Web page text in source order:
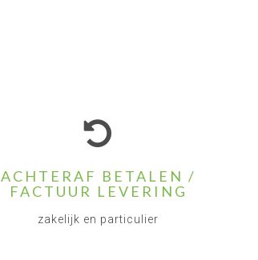
ACHTERAF BETALEN /
FACTUUR LEVERING
zakelijk en particulier